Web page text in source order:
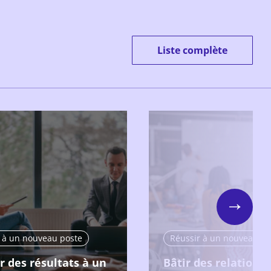
Liste complète
à un nouveau poste
des résultats à un
Réussir à un nouveau
Bâtir des relations
Next